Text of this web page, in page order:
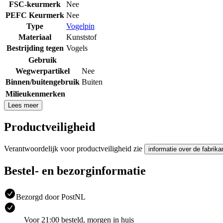
FSC-keurmerk
Nee
PEFC Keurmerk Nee
Type
Vogelpin
Materiaal
Kunststof
Bestrijding tegen Vogels
Gebruik
Wegwerpartikel
Nee
Binnen/buitengebruik Buiten
Milieukenmerken
Lees meer
Productveiligheid
Verantwoordelijk voor productveiligheid zie informatie over de
Bestel- en bezorginformatie
Bezorgd door PostNL
Voor 21:00 besteld, morgen in huis